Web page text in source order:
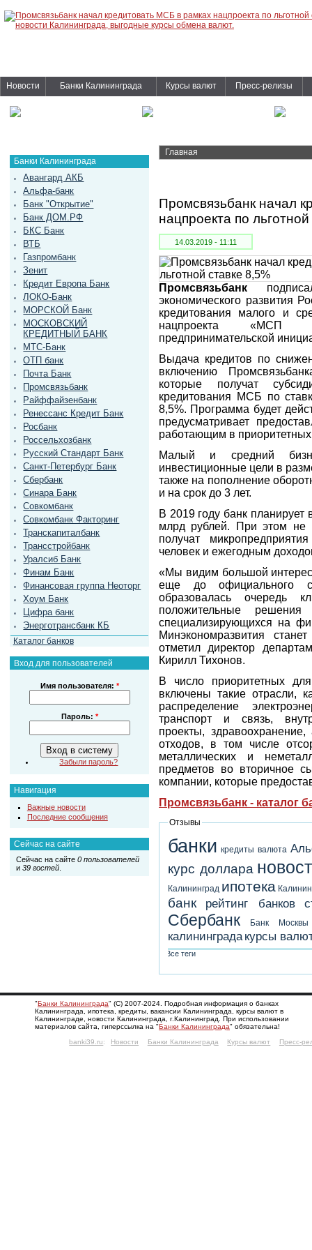
Новости Банки Калининграда Курсы валют Пресс-релизы
Банки Калининграда
Авангард АКБ
Альфа-банк
Банк "Открытие"
Банк ДОМ.РФ
БКС Банк
ВТБ
Газпромбанк
Зенит
Кредит Европа Банк
ЛОКО-Банк
МОРСКОЙ Банк
МОСКОВСКИЙ
КРЕДИТНЫЙ БАНК
МТС-Банк
ОТП банк
Почта Банк
Промсвязьбанк
Райффайзенбанк
Ренессанс Кредит Банк
Росбанк
Россельхозбанк
Русский Стандарт Банк
Санкт-Петербург Банк
Сбербанк
Синара Банк
Совкомбанк
Совкомбанк Факторинг
Транскапиталбанк
Трансстройбанк
Уралсиб Банк
Финам Банк
Финансовая группа Неоторг
Хоум Банк
Цифра банк
Энерготрансбанк КБ
Каталог банков
Вход для пользователей
Имя пользователя: *
Пароль: *
Забыли пароль?
Навигация
Важные новости
Последние сообщения
Сейчас на сайте
Сейчас на сайте 0 пользователей
и 39 гостей.
Главная
Промсвязьбанк начал
нацпроекта по
14.03.2019 - 11:11
Промсвязьбанк
экономического развития
кредитования малого и
нацпроекта «МСП и
предпринимательской
Выдача кредитов по
включению
которые получат
кредитования МСБ по
8,5%. Программа будет
предусматривает
работающим в приоритетных
Малый и средний
инвестиционные цели в
также на пополнение
и на срок до 3 лет.
В 2019 году банк
млрд рублей. При этом не
получат
человек и ежегодным
«Мы видим большой
еще до официального
образовалась очередь
положительные
специализирующихся на
Минэкономразвития
отметил директор
Кирилл Тихонов.
В число приоритетных
включены такие отрасли,
распределение
транспорт и связь,
проекты,
отходов, в том числе
металлических и
предметов во вторичное
компании, которые
Промсвязьбанк - каталог
Отзывы
банки кредиты валюта
курс доллара
Калининград ипотека
банк рейтинг банков
Сбербанк Банк Москвы
калининграда курсы
Все теги
"Банки Калининграда" (С) 2007-2024. Подробная информация о банках
Калининграда, ипотека, кредиты, вакансии Калининграда, курсы валют в
Калининграде, новости Калининграда, г.Калининград. При использовании
материалов сайта, гиперссылка на "Банки Калининграда" обязательна!
banki39.ru: Новости Банки Калининграда Курсы валют Пресс-